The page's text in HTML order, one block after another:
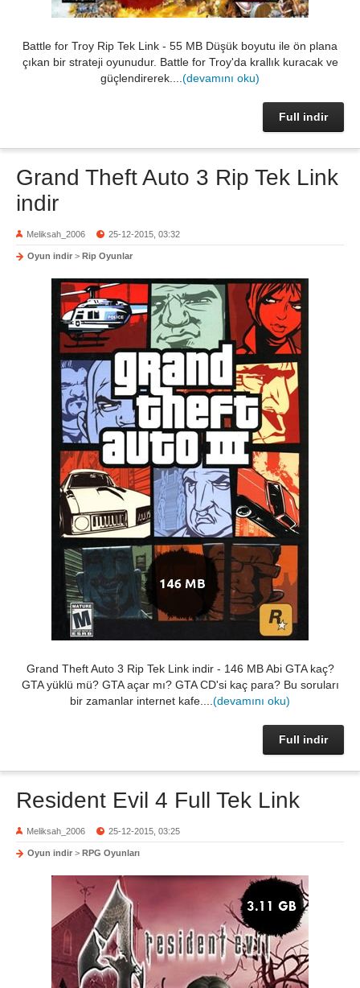
Battle for Troy Rip Tek Link - 55 MB Düşük boyutu ile ön plana
çıkan bir strateji oyunudur. Battle for Troy'da krallık kuracak ve
güçlendirerek.... (devamını oku)
Full indir
Grand Theft Auto 3 Rip Tek Link
indir
Meliksah_2006 25-12-2015, 03:32
Oyun indir > Rip Oyunlar
Grand Theft Auto 3 Rip Tek Link indir - 146 MB Abi GTA kaç?
GTA yüklü mü? GTA açar mı? GTA CD'si kaç para? Bu soruları
bir zamanlar internet kafe.... (devamını oku)
Full indir
Resident Evil 4 Full Tek Link
Meliksah_2006 25-12-2015, 03:25
Oyun indir > RPG Oyunları